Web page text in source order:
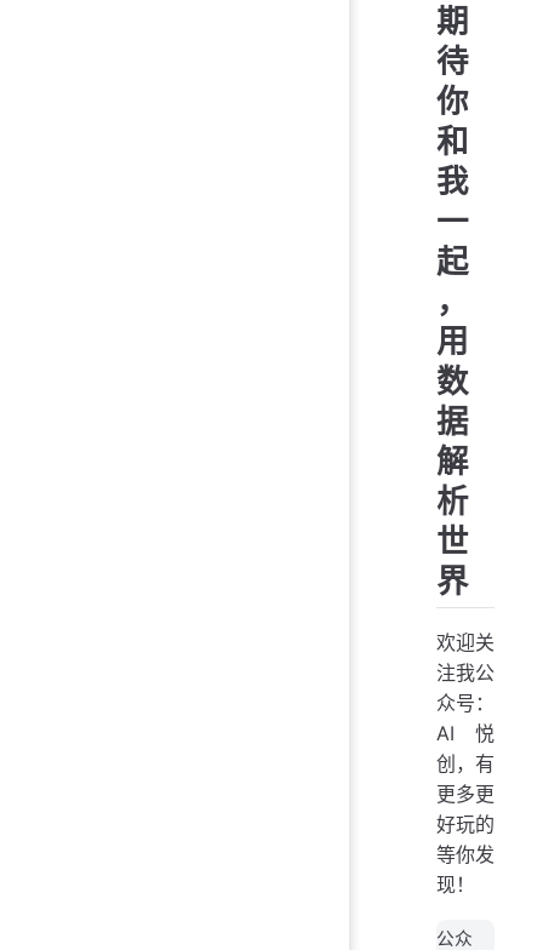
期
待
你
和
我
一
起
，
用
数
据
解
析
世
界
欢迎关
注我公
众号：
AI悦
创，有
更多更
好玩的
等你发
现！
公众